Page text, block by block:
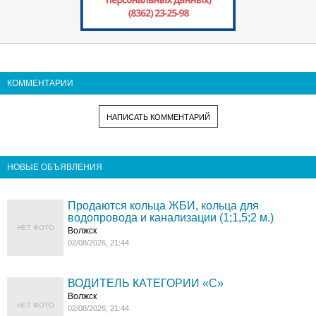
КОММЕНТАРИИ
НАПИСАТЬ КОММЕНТАРИЙ
НОВЫЕ ОБЪЯВЛЕНИЯ
НЕТ ФОТО
Продаются кольца ЖБИ, кольца для
водопровода и канализации (1;1,5;2 м.)
Волжск
02/08/2026, 21:44
НЕТ ФОТО
ВОДИТЕЛЬ КАТЕГОРИИ «C»
Волжск
02/08/2026, 21:44